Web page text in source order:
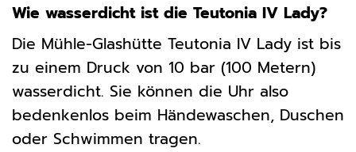
Wie wasserdicht ist die Teutonia IV Lady?
Die Mühle-Glashütte Teutonia IV Lady ist bis
zu einem Druck von 10 bar (100 Metern)
wasserdicht. Sie können die Uhr also
bedenkenlos beim Händewaschen, Duschen
oder Schwimmen tragen.